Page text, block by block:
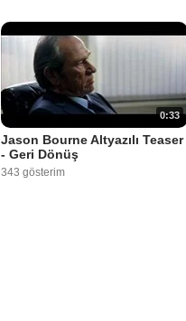
0:33
Jason Bourne Altyazılı Teaser
- Geri Dönüş
343 gösterim